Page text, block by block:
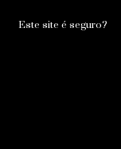
Este site é seguro?